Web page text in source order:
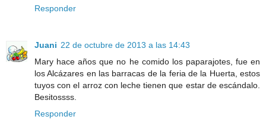
Responder
Juani 22 de octubre de 2013 a las 14:43
Mary hace años que no he comido los paparajotes, fue en
los Alcázares en las barracas de la feria de la Huerta, estos
tuyos con el arroz con leche tienen que estar de escándalo.
Besitossss.
Responder